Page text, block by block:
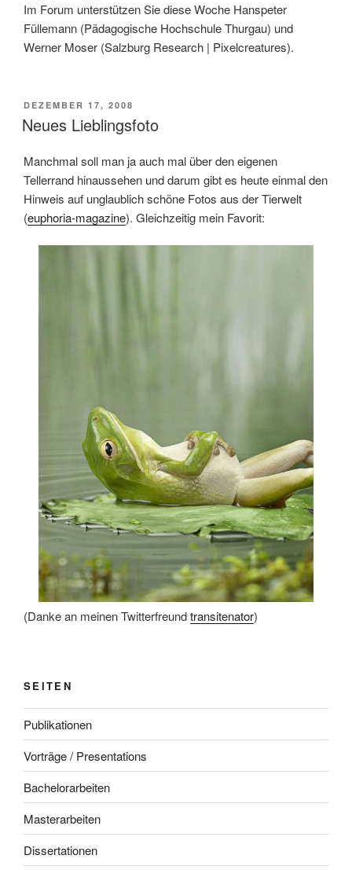
Im Forum unterstützen Sie diese Woche Hanspeter
Füllemann (Pädagogische Hochschule Thurgau) und
Werner Moser (Salzburg Research | Pixelcreatures).
VERÖFFENTLICHT
AM
DEZEMBER 17, 2008
Neues Lieblingsfoto
Manchmal soll man ja auch mal über den eigenen
Tellerrand hinaussehen und darum gibt es heute einmal den
Hinweis auf unglaublich schöne Fotos aus der Tierwelt
(euphoria-magazine). Gleichzeitig mein Favorit:
(Danke an meinen Twitterfreundtransitenator)
SEITEN
Publikationen
Vorträge / Presentations
Bachelorarbeiten
Masterarbeiten
Dissertationen